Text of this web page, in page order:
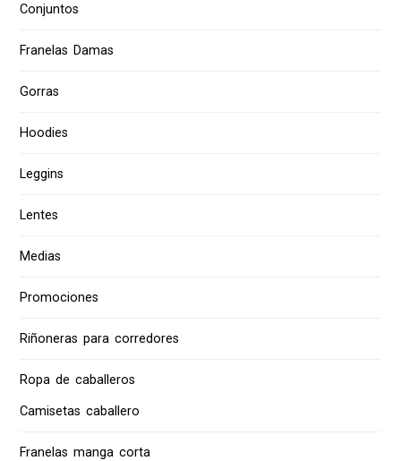
Conjuntos
Franelas Damas
Gorras
Hoodies
Leggins
Lentes
Medias
Promociones
Riñoneras para corredores
Ropa de caballeros
Camisetas caballero
Franelas manga corta